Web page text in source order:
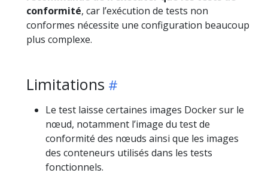
conformité, car l’exécution de tests non
conformes nécessite une configuration beaucoup
plus complexe.
Limitations
Le test laisse certaines images Docker sur le
nœud, notamment l’image du test de
conformité des nœuds ainsi que les images
des conteneurs utilisés dans les tests
fonctionnels.